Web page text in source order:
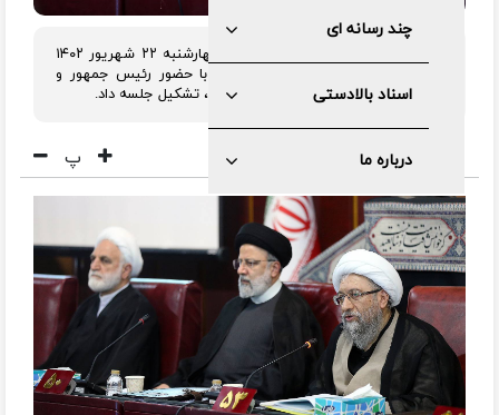
چند رسانه ای
اسناد بالادستی
درباره ما
مجمع تشخیص مصلحت نظام، عصر چهارشنبه ۲۲ شهریور ۱۴۰۲
به ریاست آیت الله آملی لاریجانی و با حضور رئیس جمهور و
رئیس قوه قضائیه، دبیر و اعضای مجمع، تشکیل جلسه داد.
پ